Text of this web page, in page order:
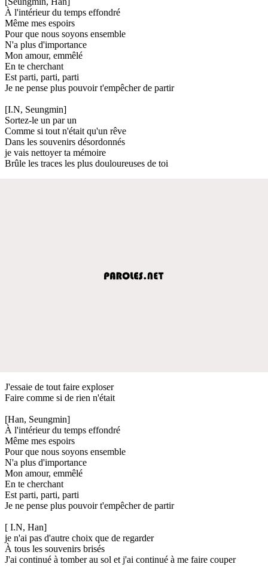
À l'intérieur du temps effondré
Même mes espoirs
Pour que nous soyons ensemble
N'a plus d'importance
Mon amour, emmêlé
En te cherchant
Est parti, parti, parti
Je ne pense plus pouvoir t'empêcher de partir
[I.N, Seungmin]
Sortez-le un par un
Comme si tout n'était qu'un rêve
Dans les souvenirs désordonnés
je vais nettoyer ta mémoire
Brûle les traces les plus douloureuses de toi
J'essaie de tout faire exploser
Faire comme si de rien n'était
[Han, Seungmin]
À l'intérieur du temps effondré
Même mes espoirs
Pour que nous soyons ensemble
N'a plus d'importance
Mon amour, emmêlé
En te cherchant
Est parti, parti, parti
Je ne pense plus pouvoir t'empêcher de partir
[ I.N, Han]
je n'ai pas d'autre choix que de regarder
À tous les souvenirs brisés
J'ai continué à tomber au sol et j'ai continué à me faire couper